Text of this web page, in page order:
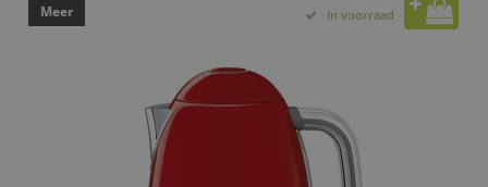
Meer In voorraad